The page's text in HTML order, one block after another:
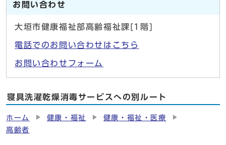
お問い合わせ
大垣市健康福祉部高齢福祉課[1階]
電話でのお問い合わせはこちら
お問い合わせフォーム
寝具洗濯乾燥消毒サービスへの別ルート
ホーム 健康・福祉
健康・福祉・医療
高齢者